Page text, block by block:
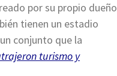
por su propio dueño
tienen un estadio
conjunto que la
turismo y